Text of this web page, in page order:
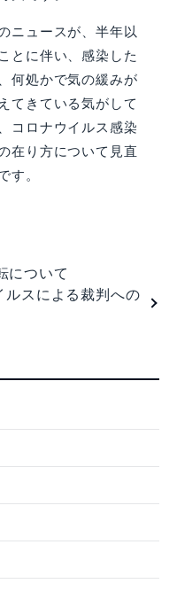
ニュースが、半年以
とに伴い、感染した
何処かで気の緩みが
てきている気がして
コロナウイルス感染
在り方について見直
す。
について
ルスによる裁判への